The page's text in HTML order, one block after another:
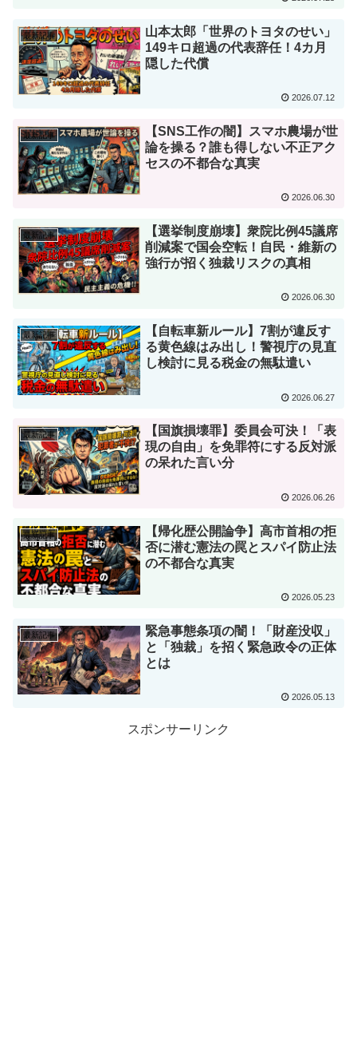
最新記事
山本太郎「世界のトヨタのせい」
149キロ超過の代表辞任！4カ月
隠した代償
2026.07.12
最新記事
【SNS工作の闇】スマホ農場が世
論を操る？誰も得しない不正アク
セスの不都合な真実
2026.06.30
最新記事
【選挙制度崩壊】衆院比例45議席
削減案で国会空転！自民・維新の
強行が招く独裁リスクの真相
2026.06.30
最新記事
【自転車新ルール】7割が違反す
る黄色線はみ出し！警視庁の見直
し検討に見る税金の無駄遣い
2026.06.27
最新記事
【国旗損壊罪】委員会可決！「表
現の自由」を免罪符にする反対派
の呆れた言い分
2026.06.26
最新記事
【帰化歴公開論争】高市首相の拒
否に潜む憲法の罠とスパイ防止法
の不都合な真実
2026.05.23
最新記事
緊急事態条項の闇！「財産没収」
と「独裁」を招く緊急政令の正体
とは
2026.05.13
スポンサーリンク